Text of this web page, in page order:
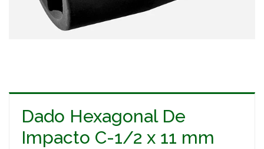
Dado Hexagonal De
Impacto C-1/2 x 11 mm